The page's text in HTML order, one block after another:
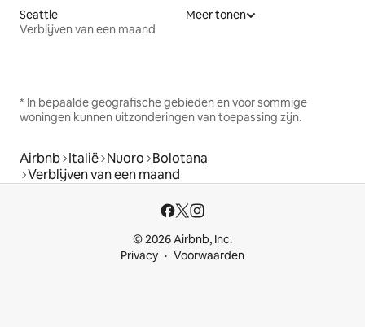
Seattle
Verblijven van een maand
Meer tonen
* In bepaalde geografische gebieden en voor sommige
woningen kunnen uitzonderingen van toepassing zijn.
Airbnb Italië Nuoro Bolotana
Verblijven van een maand
© 2026 Airbnb, Inc.
Privacy
Voorwaarden